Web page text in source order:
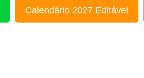
Calendário 2027 Editável